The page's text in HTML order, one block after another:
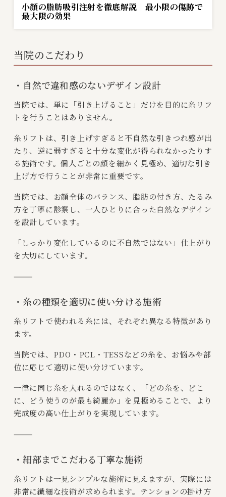
小顔の脂肪吸引注射を徹底解説｜最小限の傷跡で
最大限の効果
当院のこだわり
・自然で違和感のないデザイン設計
当院では、単に「引き上げること」だけを目的に糸リフ
トを行うことはありません。
糸リフトは、引き上げすぎると不自然な引きつれ感が出
たり、逆に弱すぎると十分な変化が得られなかったりす
る施術です。個人ごとの顔を細かく見極め、適切な引き
上げ方で行うことが非常に重要です。
当院では、お顔全体のバランス、脂肪の付き方、たるみ
方を丁寧に診察し、一人ひとりに合った自然なデザイン
を設計しています。
「しっかり変化しているのに不自然ではない」仕上がり
を大切にしています。
⸻
・糸の種類を適切に使い分ける施術
糸リフトで使われる糸には、それぞれ異なる特徴があり
ます。
当院では、PDO・PCL・TESSなどの糸を、お悩みや部
位に応じて適切に使い分けています。
一律に同じ糸を入れるのではなく、「どの糸を、どこ
に、どう使うのが最も綺麗か」を見極めることで、より
完成度の高い仕上がりを実現しています。
⸻
・細部までこだわる丁寧な施術
糸リフトは一見シンプルな施術に見えますが、実際には
非常に繊細な技術が求められます。テンションの掛け方